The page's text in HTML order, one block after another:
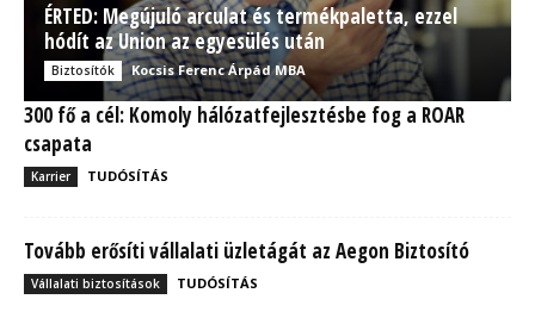
ÉRTED: Megújuló arculat és termékpaletta, ezzel
hódít az Union az egyesülés után
Biztosítók Kocsis Ferenc Árpád MBA
300 fő a cél: Komoly hálózatfejlesztésbe fog a ROAR
csapata
Karrier TUDÓSÍTÁS
Tovább erősíti vállalati üzletágát az Aegon Biztosító
Vállalati biztosítások TUDÓSÍTÁS